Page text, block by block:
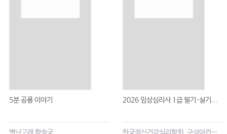
5분 공룡 이야기 2026 임상심리사 1급 필기·실기...